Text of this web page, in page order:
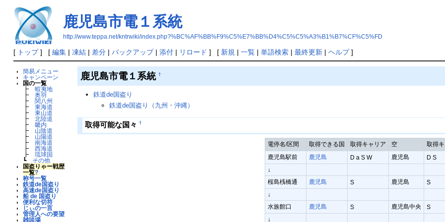
鹿児島市電１系統
http://www.teppa.net/kntrwiki/index.php?%BC%AF%BB%F9%C5%E7%BB%D4%C5%C5%A3%B1%B7%CF%C5%FD
[ トップ] [ 編集| 凍結| 差分| バックアップ| 添付| リロード ] [ 新規 | 一覧| 単語検索| 最終更新| ヘルプ]
簡易メニュー
キャンペーン
国の一覧
┣ 蝦夷地
┣ 奥羽
┣
関八州
┣ 東海道
┣ 東山道
┣ 北陸道
┣ 畿内
┣
山陰道
┣
山陽道
┣ 南海道
┣ 西海道
┣ 琉球国
┗
その他
国盗りゃー戦歴
一覧?
称号一覧
鉄道de国盗り
高速de国盗り
船 de 国盗り
便利な切符
じぃの一言
管理人への要望
雑談場
鹿児島市電１系統†
鉄道de国盗り
鉄道de国盗り（九州・沖縄）
取得可能な国々 †
電停名/区間 取得できる国 取得キャリア 空
取得
鹿児島駅前
鹿児島 D a S W 鹿児島
D S
↓
桜島桟橋通
鹿児島 S 鹿児島
S
↓
水族館口
鹿児島 S 鹿児島中央
S
↓